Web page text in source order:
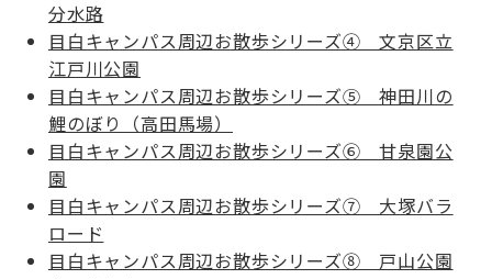
分水路
目白キャンパス周辺お散歩シリーズ④ 文京区立
江戸川公園
目白キャンパス周辺お散歩シリーズ⑤ 神田川の
鯉のぼり（高田馬場）
目白キャンパス周辺お散歩シリーズ⑥ 甘泉園公
園
目白キャンパス周辺お散歩シリーズ⑦ 大塚バラ
ロード
目白キャンパス周辺お散歩シリーズ⑧ 戸山公園